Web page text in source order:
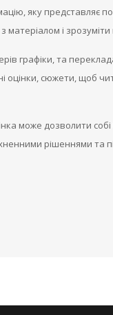
яку представляє
матеріалом і
графіки, та
оцінки, сюжети, щоб
може дозволити
рішеннями та